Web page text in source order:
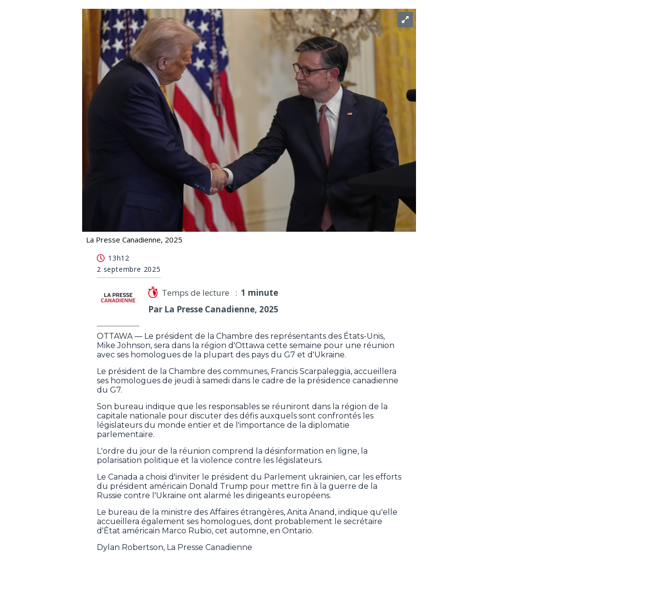
La Presse Canadienne, 2025
13h12
2 septembre 2025
Temps de lecture : 1 minute
Par La Presse Canadienne, 2025
OTTAWA — Le président de la Chambre des représentants des États-Unis,
Mike Johnson, sera dans la région d'Ottawa cette semaine pour une réunion
avec ses homologues de la plupart des pays du G7 et d'Ukraine.
Le président de la Chambre des communes, Francis Scarpaleggia, accueillera
ses homologues de jeudi à samedi dans le cadre de la présidence canadienne
du G7.
Son bureau indique que les responsables se réuniront dans la région de la
capitale nationale pour discuter des défis auxquels sont confrontés les
législateurs du monde entier et de l'importance de la diplomatie
parlementaire.
L'ordre du jour de la réunion comprend la désinformation en ligne, la
polarisation politique et la violence contre les législateurs.
Le Canada a choisi d'inviter le président du Parlement ukrainien, car les efforts
du président américain Donald Trump pour mettre fin à la guerre de la
Russie contre l'Ukraine ont alarmé les dirigeants européens.
Le bureau de la ministre des Affaires étrangères, Anita Anand, indique qu'elle
accueillera également ses homologues, dont probablement le secrétaire
d'État américain Marco Rubio, cet automne, en Ontario.
Dylan Robertson, La Presse Canadienne